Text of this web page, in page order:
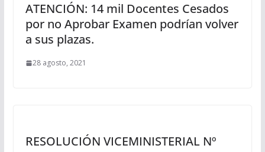
ATENCIÓN: 14 mil Docentes Cesados
por no Aprobar Examen podrían volver
a sus plazas.
28 agosto, 2021
RESOLUCIÓN VICEMINISTERIAL Nº